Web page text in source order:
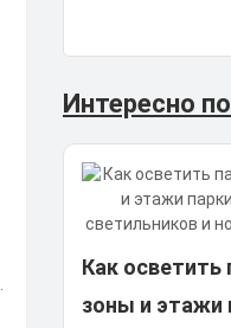
Интересно
Как осветить
зоны и этажи